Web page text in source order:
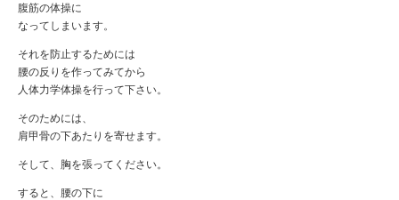
腹筋の体操に
なってしまいます。
それを防止するためには
腰の反りを作ってみてから
人体力学体操を行って下さい。
そのためには、
肩甲骨の下あたりを寄せます。
そして、胸を張ってください。
すると、腰の下に